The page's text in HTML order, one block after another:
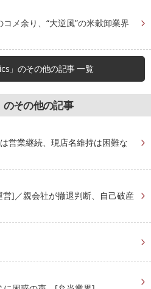
メ余り、“大逆風”の米穀卸業界
」のその他の記事 一覧
のその他の記事
営業継続、現店名維持は困難な
]／親会社が撤退判断、自己破産